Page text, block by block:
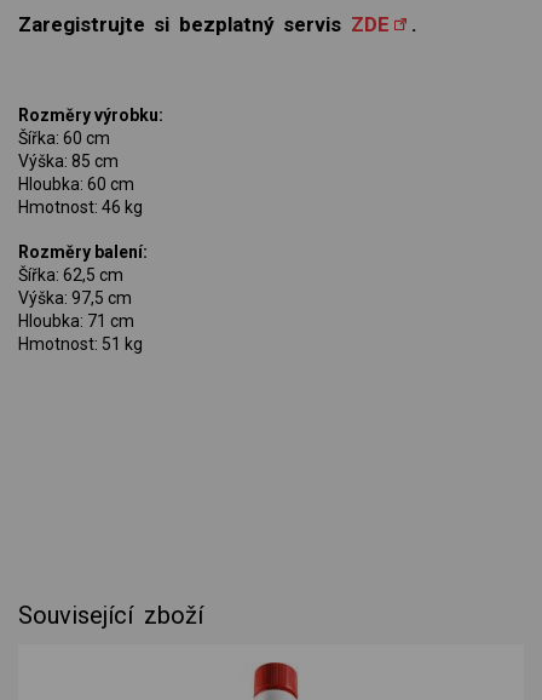
Zaregistrujte si bezplatný servis ZDE .
Rozměry výrobku:
Šířka: 60 cm
Výška: 85 cm
Hloubka: 60 cm
Hmotnost: 46 kg
Rozměry balení:
Šířka: 62,5 cm
Výška: 97,5 cm
Hloubka: 71 cm
Hmotnost: 51 kg
Související zboží